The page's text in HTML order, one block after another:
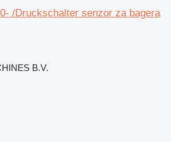
/Druckschalter senzor za bagera
B.V.